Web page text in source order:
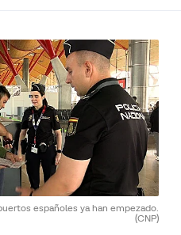
españoles ya han empezado.
(CNP)